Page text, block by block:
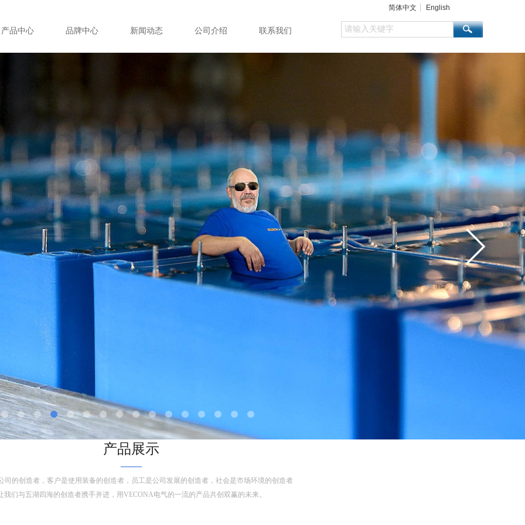
产品展示
——
司的创造者，客户是使用装备的创造者，员工是公司发展的创造者，社会是市场环境的创造者
我们与五湖四海的创造者携手并进，用VECONA电气的一流的产品共创双赢的未来。
产品中心 品牌中心 新闻动态 公司介绍 联系我们
简体中文 English